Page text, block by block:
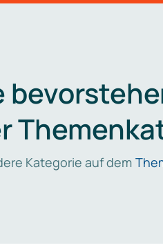
Kategorie auf dem